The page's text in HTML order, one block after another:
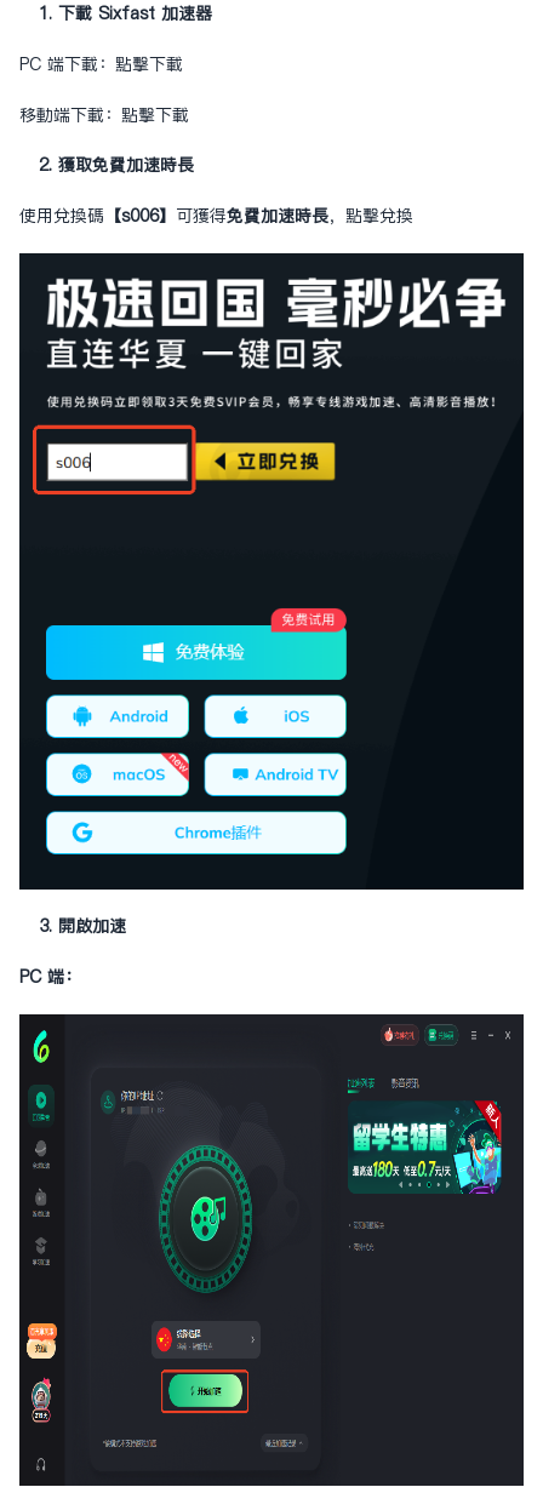
1. 下載 Sixfast 加速器
PC 端下載： 點擊下載
移動端下載： 點擊下載
2. 獲取免費加速時長
使用兌換碼 【s006】 可獲得免費加速時長， 點擊兌換
3. 開啟加速
PC 端：